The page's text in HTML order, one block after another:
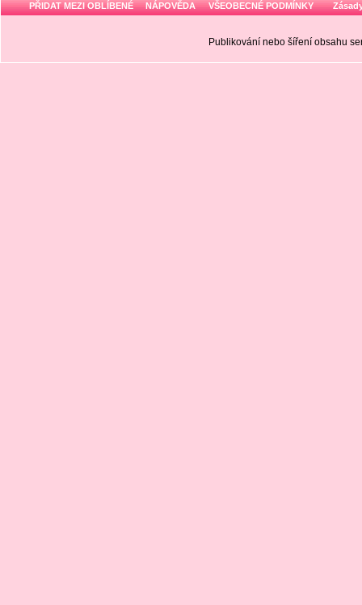
PŘIDAT MEZI OBLÍBENÉ NÁPOVĚDA VŠEOBECNÉ PODMÍNKY
Publikování nebo šíření obsahu